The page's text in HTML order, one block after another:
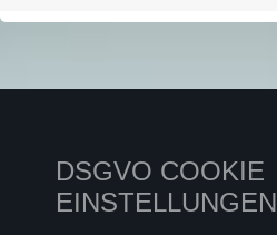
DSGVO COOKIE
EINSTELLUNGEN